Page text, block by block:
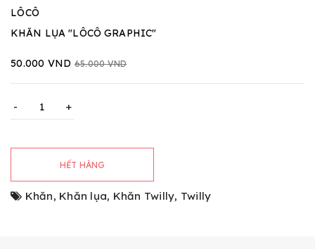
LÔCÔ
KHĂN LỤA "LÔCÔ GRAPHIC"
50.000 VND 65.000 VND
- +
HẾT HÀNG
Khăn, Khăn lụa, Khăn Twilly, Twilly